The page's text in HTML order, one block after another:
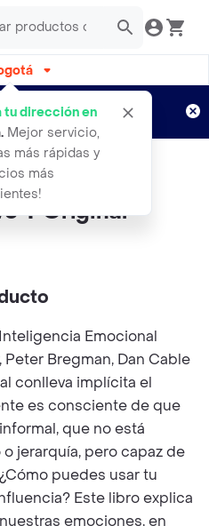
tu dirección en
. Mejor servicio,
más rápidas y
más
semanas
Aplican TyC
| Inteligencia
Y Original
Emocional
Peter Bregman, Dan Cable
conlleva implícita el
es consciente de que
que no está
jerarquía, pero capaz de
puedes usar tu
Este libro explica
emociones, en